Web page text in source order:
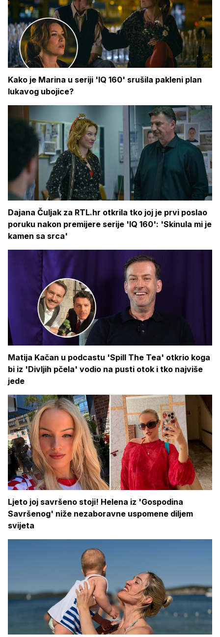
Kako je Marina u seriji 'IQ 160' srušila pakleni plan
lukavog ubojice?
Dajana Čuljak za RTL.hr otkrila tko joj je prvi poslao
poruku nakon premijere serije 'IQ 160': 'Skinula mi je
kamen sa srca'
Matija Kačan u podcastu 'Spill The Tea' otkrio koga
bi iz 'Divljih pčela' vodio na pusti otok i tko najviše
jede
Ljeto joj savršeno stoji! Helena iz 'Gospodina
Savršenog' niže nezaboravne uspomene diljem
svijeta